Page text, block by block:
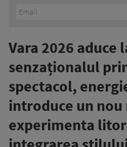
Vara 2026 aduce
senzaționalul
spectacol,
introduce un nou
experimenta